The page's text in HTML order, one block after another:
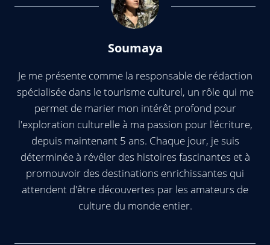
Soumaya
Je me présente comme la responsable de rédaction
spécialisée dans le tourisme culturel, un rôle qui me
permet de marier mon intérêt profond pour
l'exploration culturelle à ma passion pour l'écriture,
depuis maintenant 5 ans. Chaque jour, je suis
déterminée à révéler des histoires fascinantes et à
promouvoir des destinations enrichissantes qui
attendent d'être découvertes par les amateurs de
culture du monde entier.